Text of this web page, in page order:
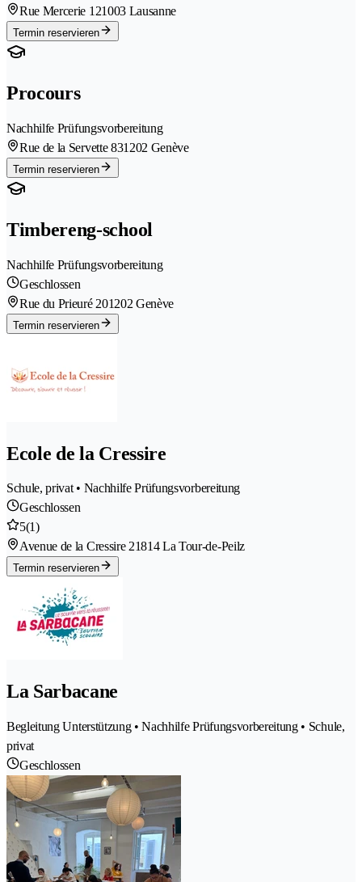
Rue Mercerie 121003 Lausanne
Termin reservieren
Procours
Nachhilfe Prüfungsvorbereitung
Rue de la Servette 831202 Genève
Termin reservieren
Timbereng-school
Nachhilfe Prüfungsvorbereitung
Geschlossen
Rue du Prieuré 201202 Genève
Termin reservieren
Ecole de la Cressire
Schule, privat • Nachhilfe Prüfungsvorbereitung
Geschlossen
5(1)
Avenue de la Cressire 21814 La Tour-de-Peilz
Termin reservieren
La Sarbacane
Begleitung Unterstützung • Nachhilfe Prüfungsvorbereitung • Schule,
privat
Geschlossen